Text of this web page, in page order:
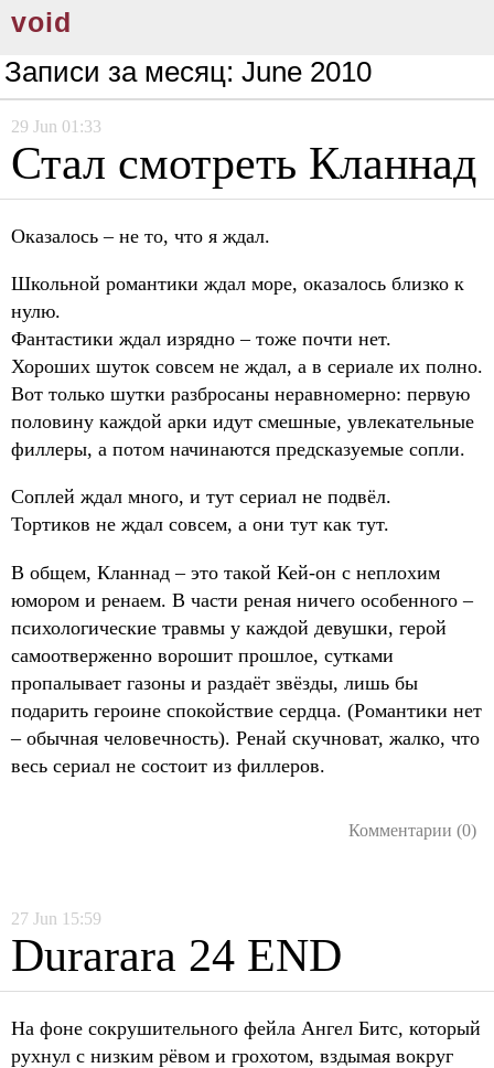
void
Записи за месяц: June 2010
29 Jun 01:33
Стал смотреть Кланнад
Оказалось – не то, что я ждал.
Школьной романтики ждал море, оказалось близко к
нулю.
Фантастики ждал изрядно – тоже почти нет.
Хороших шуток совсем не ждал, а в сериале их полно.
Вот только шутки разбросаны неравномерно: первую
половину каждой арки идут смешные, увлекательные
филлеры, а потом начинаются предсказуемые сопли.
Соплей ждал много, и тут сериал не подвёл.
Тортиков не ждал совсем, а они тут как тут.
В общем, Кланнад – это такой Кей-он с неплохим
юмором и ренаем. В части реная ничего особенного –
психологические травмы у каждой девушки, герой
самоотверженно ворошит прошлое, сутками
пропалывает газоны и раздаёт звёзды, лишь бы
подарить героине спокойствие сердца. (Романтики нет
– обычная человечность). Ренай скучноват, жалко, что
весь сериал не состоит из филлеров.
Комментарии (0)
27 Jun 15:59
Durarara 24 END
На фоне сокрушительного фейла Ангел Битс, который
рухнул с низким рёвом и грохотом, вздымая вокруг